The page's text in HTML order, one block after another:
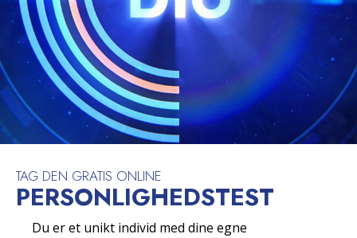
TAG DEN GRATIS ONLINE
PERSONLIGHEDSTEST
Du er et unikt individ med dine egne